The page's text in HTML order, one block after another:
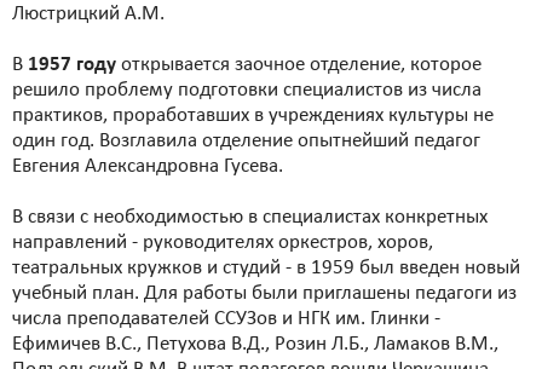
Люстрицкий А.М.
В 1957 году открывается заочное отделение, которое
решило проблему подготовки специалистов из числа
практиков, проработавших в учреждениях культуры не
один год. Возглавила отделение опытнейший педагог
Евгения Александровна Гусева.
В связи с необходимостью в специалистах конкретных
направлений - руководителях оркестров, хоров,
театральных кружков и студий - в 1959 был введен новый
учебный план. Для работы были приглашены педагоги из
числа преподавателей ССУЗов и НГК им. Глинки -
Ефимичев В.С., Петухова В.Д., Розин Л.Б., Ламаков В.М.,